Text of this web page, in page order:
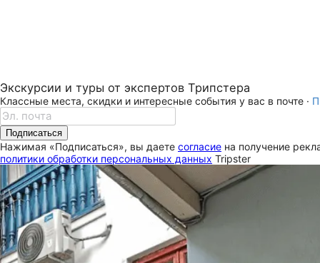
Экскурсии и туры от экспертов Трипстера
Классные места, скидки и интересные события у вас в почте ·
Подписаться
Нажимая «Подписаться», вы даете согласие на получение
политики обработки персональных данных Tripster